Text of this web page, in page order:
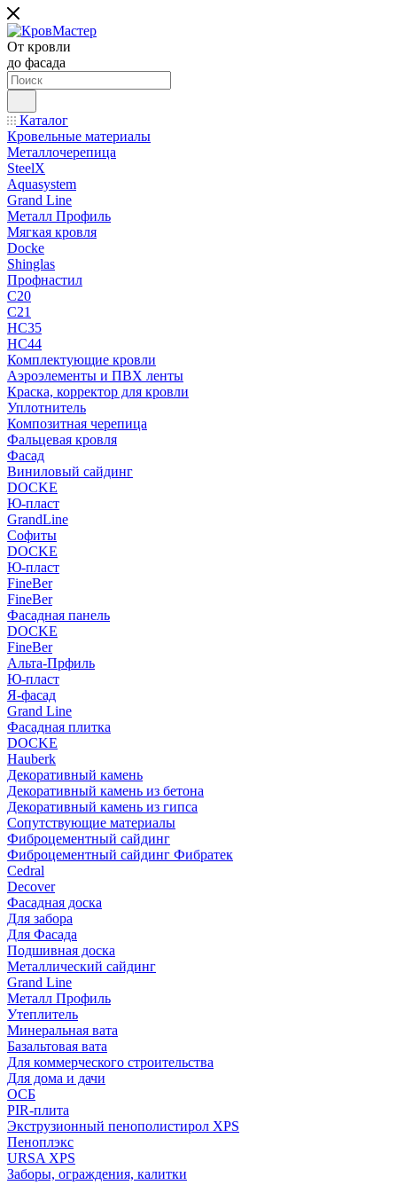
От кровли
до фасада
Каталог
Кровельные материалы
Металлочерепица
SteelX
Aquasystem
Grand Line
Металл Профиль
Мягкая кровля
Docke
Shinglas
Профнастил
C20
C21
НС35
НС44
Комплектующие кровли
Аэроэлементы и ПВХ ленты
Краска, корректор для кровли
Уплотнитель
Композитная черепица
Фальцевая кровля
Фасад
Виниловый сайдинг
DOCKE
Ю-пласт
GrandLine
Софиты
DOCKE
Ю-пласт
FineBer
FineBer
Фасадная панель
DOCKE
FineBer
Альта-Прфиль
Ю-пласт
Я-фасад
Grand Line
Фасадная плитка
DOCKE
Hauberk
Декоративный камень
Декоративный камень из бетона
Декоративный камень из гипса
Сопутствующие материалы
Фиброцементный сайдинг
Фиброцементный сайдинг Фибратек
Cedral
Decover
Фасадная доска
Для забора
Для Фасада
Подшивная доска
Металлический сайдинг
Grand Line
Металл Профиль
Утеплитель
Минеральная вата
Базальтовая вата
Для коммерческого строительства
Для дома и дачи
ОСБ
PIR-плита
Экструзионный пенополистирол XPS
Пеноплэкс
URSA XPS
Заборы, ограждения, калитки